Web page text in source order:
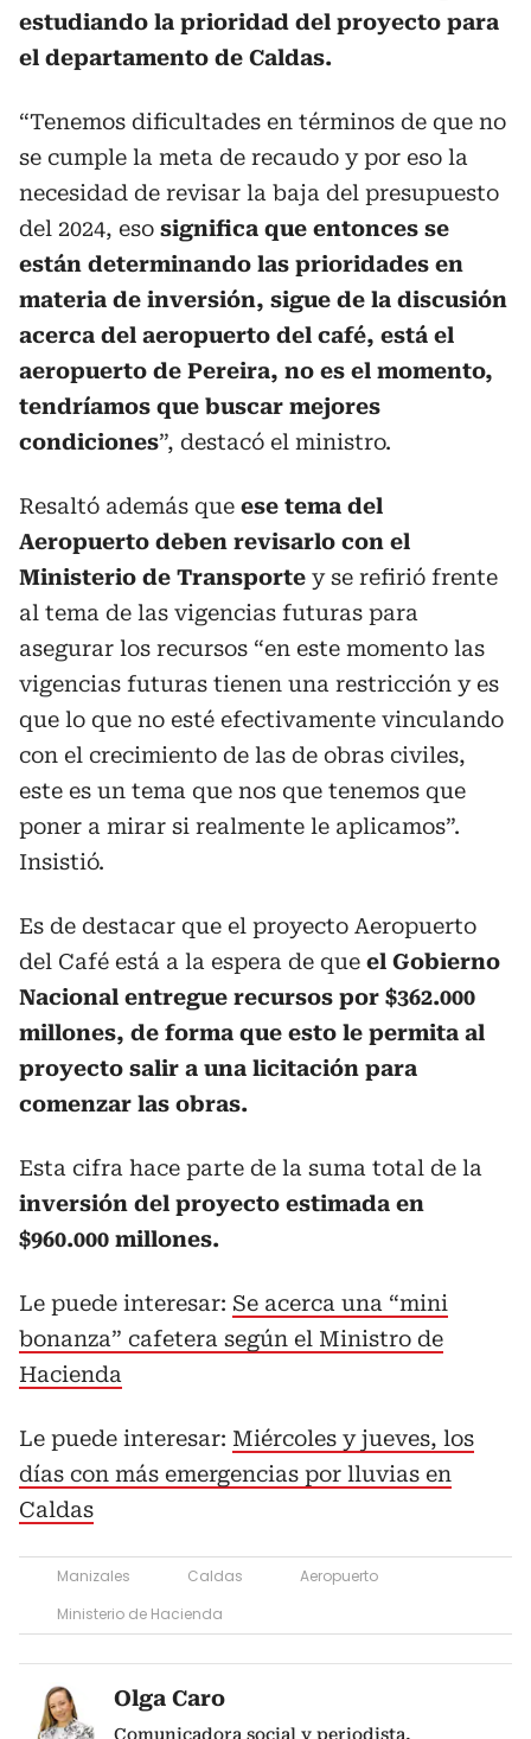
estudiando la prioridad del proyecto para
el departamento de Caldas.
“Tenemos dificultades en términos de que no
se cumple la meta de recaudo y por eso la
necesidad de revisar la baja del presupuesto
del 2024, eso significa que entonces se
están determinando las prioridades en
materia de inversión, sigue de la discusión
acerca del aeropuerto del café, está el
aeropuerto de Pereira, no es el momento,
tendríamos que buscar mejores
condiciones”, destacó el ministro.
Resaltó además que ese tema del
Aeropuerto deben revisarlo con el
Ministerio de Transporte y se refirió frente
al tema de las vigencias futuras para
asegurar los recursos “en este momento las
vigencias futuras tienen una restricción y es
que lo que no esté efectivamente vinculando
con el crecimiento de las de obras civiles,
este es un tema que nos que tenemos que
poner a mirar si realmente le aplicamos”.
Insistió.
Es de destacar que el proyecto Aeropuerto
del Café está a la espera de que el Gobierno
Nacional entregue recursos por $362.000
millones, de forma que esto le permita al
proyecto salir a una licitación para
comenzar las obras.
Esta cifra hace parte de la suma total de la
inversión del proyecto estimada en
$960.000 millones.
Le puede interesar: Se acerca una “mini
bonanza” cafetera según el Ministro de
Hacienda
Le puede interesar: Miércoles y jueves, los
días con más emergencias por lluvias en
Caldas
Manizales Caldas
Aeropuerto
Ministerio de Hacienda
Olga Caro
Comunicadora social y periodista,